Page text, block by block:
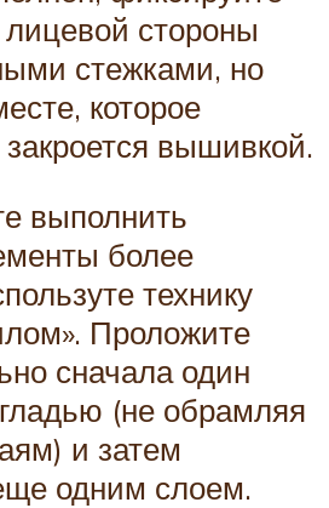
стороны
стежками, но
которое
вышивкой.
выполнить
более
технику
Проложите
сначала один
(не обрамляя
и затем
одним слоем.